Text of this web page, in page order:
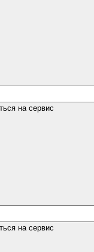
на сервис
на сервис